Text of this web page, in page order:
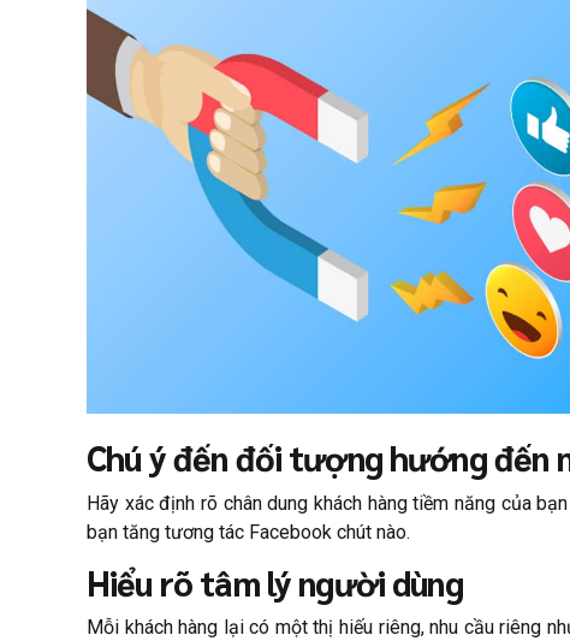
Chú ý đến đối tượng hướng đến
Hãy xác định rõ chân dung khách hàng tiềm năng của
bạn tăng tương tác Facebook chút nào.
Hiểu rõ tâm lý người dùng
Mỗi khách hàng lại có một thị hiếu riêng, nhu cầu riêng